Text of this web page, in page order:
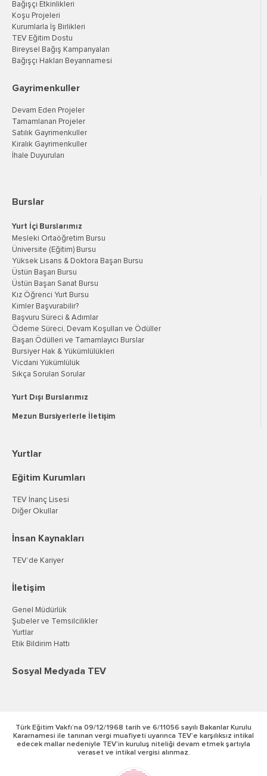
Bağışçı Etkinlikleri
Koşu Projeleri
Kurumlarla İş Birlikleri
TEV Eğitim Dostu
Bireysel Bağış Kampanyaları
Bağışçı Hakları Beyannamesi
Gayrimenkuller
Devam Eden Projeler
Tamamlanan Projeler
Satılık Gayrimenkuller
Kiralık Gayrimenkuller
İhale Duyuruları
Burslar
Yurt İçi Burslarımız
Mesleki Ortaöğretim Bursu
Üniversite (Eğitim) Bursu
Yüksek Lisans & Doktora Başarı Bursu
Üstün Başarı Bursu
Üstün Başarı Sanat Bursu
Kız Öğrenci Yurt Bursu
Kimler Başvurabilir?
Başvuru Süreci & Adımlar
Ödeme Süreci, Devam Koşulları ve Ödüller
Başarı Ödülleri ve Tamamlayıcı Burslar
Bursiyer Hak & Yükümlülükleri
Vicdani Yükümlülük
Sıkça Sorulan Sorular
Yurt Dışı Burslarımız
Mezun Bursiyerlerle İletişim
Yurtlar
Eğitim Kurumları
TEV İnanç Lisesi
Diğer Okullar
İnsan Kaynakları
TEV’de Kariyer
İletişim
Genel Müdürlük
Şubeler ve Temsilcilikler
Yurtlar
Etik Bildirim Hattı
Sosyal Medyada TEV
Türk Eğitim Vakfı’na 09/12/1968 tarih ve 6/11056 sayılı Bakanlar Kurulu
Kararnamesi ile tanınan vergi muafiyeti uyarınca TEV’e karşılıksız intikal
edecek mallar nedeniyle TEV’in kuruluş niteliği devam etmek şartıyla
veraset ve intikal vergisi alınmaz.